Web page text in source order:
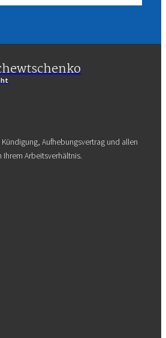
Aufhebungsvertrag und allen
Arbeitsverhältnis.